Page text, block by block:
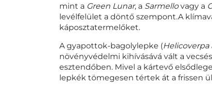
mint a Green Lunar, a Sarmellovagy a
levélfelület a döntő szempont.A
káposztatermelőket.
Agyapottok-bagolylepke (Helicoverpa
növényvédelmi kihívásává vált a
esztendőben. Mivel a kártevő
lepkék tömegesen tértek át a frissen